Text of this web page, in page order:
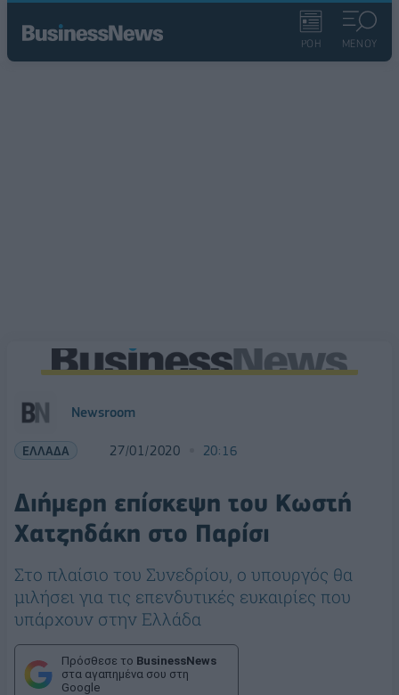
ΡΟΗ ΜΕΝΟΥ
Newsroom
ΕΛΛΑΔΑ 27/01/2020 20:16
Διήμερη επίσκεψη του Κωστή
Χατζηδάκη στο Παρίσι
Στο πλαίσιο του Συνεδρίου, ο υπουργός θα
μιλήσει για τις επενδυτικές ευκαιρίες που
υπάρχουν στην Ελλάδα
Πρόσθεσε το BusinessNews
στα αγαπημένα σου στη
Google